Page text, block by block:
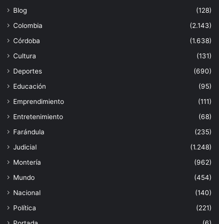
Blog
(128)
Colombia
(2.143)
Córdoba
(1.638)
Cultura
(131)
Deportes
(690)
Educación
(95)
Emprendimiento
(111)
Entretenimiento
(68)
Farándula
(235)
Judicial
(1.248)
Montería
(962)
Mundo
(454)
Nacional
(140)
Política
(221)